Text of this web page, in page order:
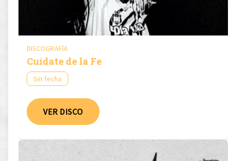
DISCOGRAFÍA
Cuídate de la Fe
Sin fecha
VER DISCO